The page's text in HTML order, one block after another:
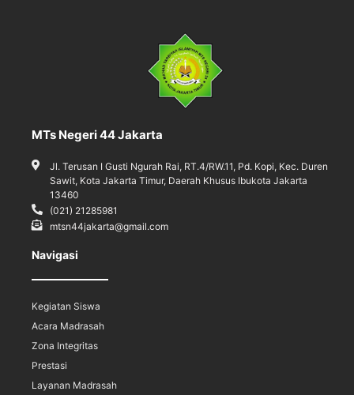
MTs Negeri 44 Jakarta
Jl. Terusan I Gusti Ngurah Rai, RT.4/RW.11, Pd. Kopi, Kec. Duren
Sawit, Kota Jakarta Timur, Daerah Khusus Ibukota Jakarta
13460
(021) 21285981
mtsn44jakarta@gmail.com
Navigasi
Kegiatan Siswa
Acara Madrasah
Zona Integritas
Prestasi
Layanan Madrasah